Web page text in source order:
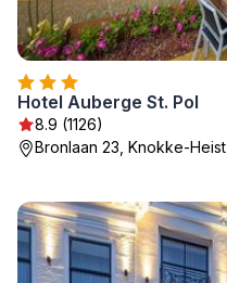
Hotel Auberge St. Pol
8.9 (1126)
Bronlaan 23, Knokke-Heist